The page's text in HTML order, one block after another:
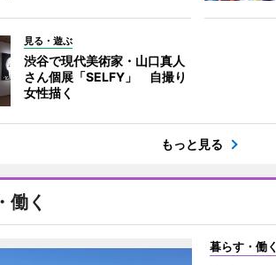
見る・遊ぶ
渋谷で現代美術家・山口真人
さん個展「SELFY」 自撮り
女性描く
もっと見る
働く
暮らす・働く